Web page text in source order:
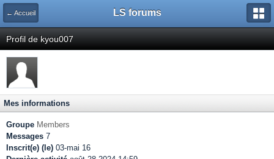
← Accueil LS forums
Profil de kyou007
Mes informations
Groupe Members
Messages 7
Inscrit(e) (le) 03-mai 16